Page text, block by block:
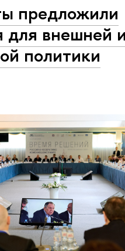
предложили
для внешней и
политики